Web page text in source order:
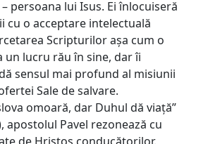
persoana lui Isus. Ei înlocuiseră
cu o acceptare intelectuală
Scripturilor așa cum o
un lucru rău în sine, dar îi
sensul mai profund al misiunii
Sale de salvare.
omoară, dar Duhul dă viață”
apostolul Pavel rezonează cu